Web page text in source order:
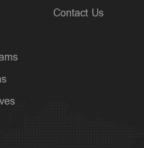
കേന്ദ്ര
കെ.മുരളീധരന്‍
Contact Us